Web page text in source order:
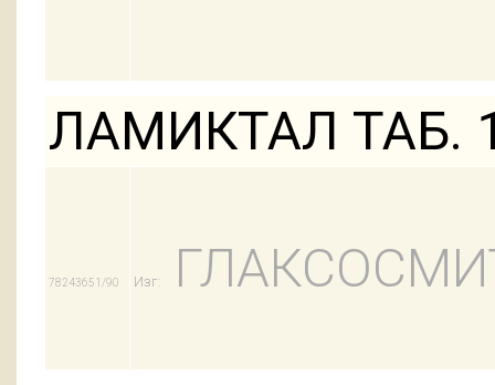
ЛАМИКТАЛ ТАБ.
78243651/90 Изг: